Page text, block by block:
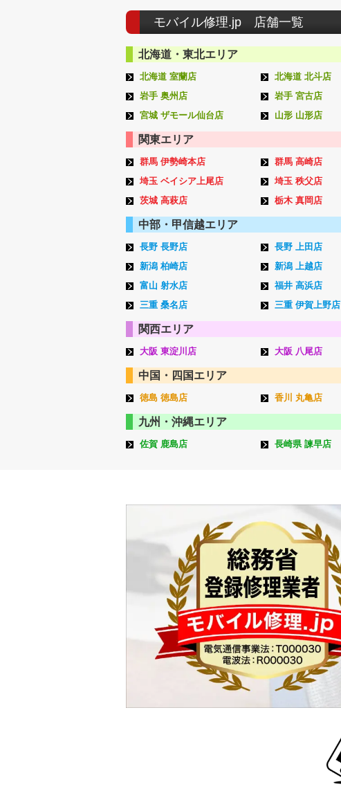
モバイル修理.jp 店舗一覧
北海道・東北エリア
北海道 室蘭店 北海道 北斗店
岩手 奥州店
岩手 宮古店
宮城 ザモール仙台店
山形 山形店
関東エリア
群馬 伊勢崎本店 群馬 高崎店
埼玉 ベイシア上尾店
埼玉 秩父店
茨城 高萩店
栃木 真岡店
中部・甲信越エリア
長野 長野店 長野 上田店
新潟 柏崎店
新潟 上越店
富山 射水店
福井 高浜店
三重 桑名店
三重 伊賀上野店
関西エリア
大阪 東淀川店 大阪 八尾店
中国・四国エリア
徳島 徳島店 香川 丸亀店
九州・沖縄エリア
佐賀 鹿島店 長崎県 諫早店